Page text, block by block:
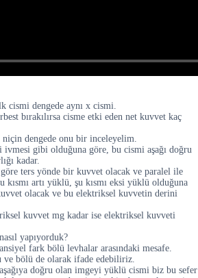
cismi dengede aynı x cismi.
bırakılırsa cisme etki eden net kuvvet kaç
dengede onu bir inceleyelim.
gibi olduğuna göre, bu cismi aşağı doğru
kadar.
ters yönde bir kuvvet olacak ve paralel ile
kısmı artı yüklü, şu kısmı eksi yüklü olduğuna
olacak ve bu elektriksel kuvvetin derini
kuvvet mg kadar ise elektriksel kuvveti
yapıyorduk?
fark bölü levhalar arasındaki mesafe.
bölü de olarak ifade edebiliriz.
aşağıya doğru olan imgeyi yüklü cismi biz bu sefer